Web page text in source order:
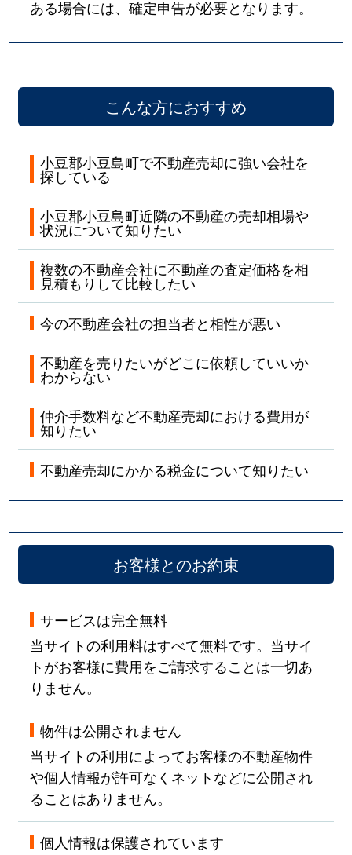
ある場合には、確定申告が必要となります。
こんな方におすすめ
小豆郡小豆島町で不動産売却に強い会社を
探している
小豆郡小豆島町近隣の不動産の売却相場や
状況について知りたい
複数の不動産会社に不動産の査定価格を相
見積もりして比較したい
今の不動産会社の担当者と相性が悪い
不動産を売りたいがどこに依頼していいか
わからない
仲介手数料など不動産売却における費用が
知りたい
不動産売却にかかる税金について知りたい
お客様とのお約束
サービスは完全無料
当サイトの利用料はすべて無料です。当サイ
トがお客様に費用をご請求することは一切あ
りません。
物件は公開されません
当サイトの利用によってお客様の不動産物件
や個人情報が許可なくネットなどに公開され
ることはありません。
個人情報は保護されています